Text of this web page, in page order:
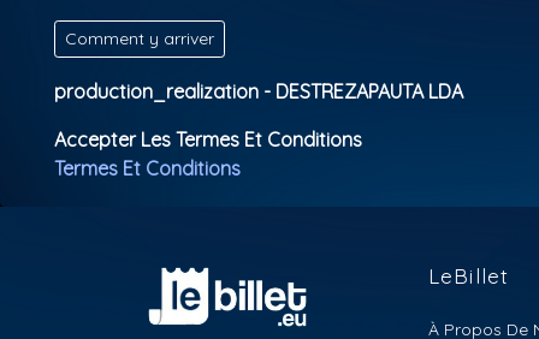
Comment y arriver
production_realization - DESTREZAPAUTA LDA
Accepter Les Termes Et Conditions
Termes Et Conditions
LeBillet
À Propos De